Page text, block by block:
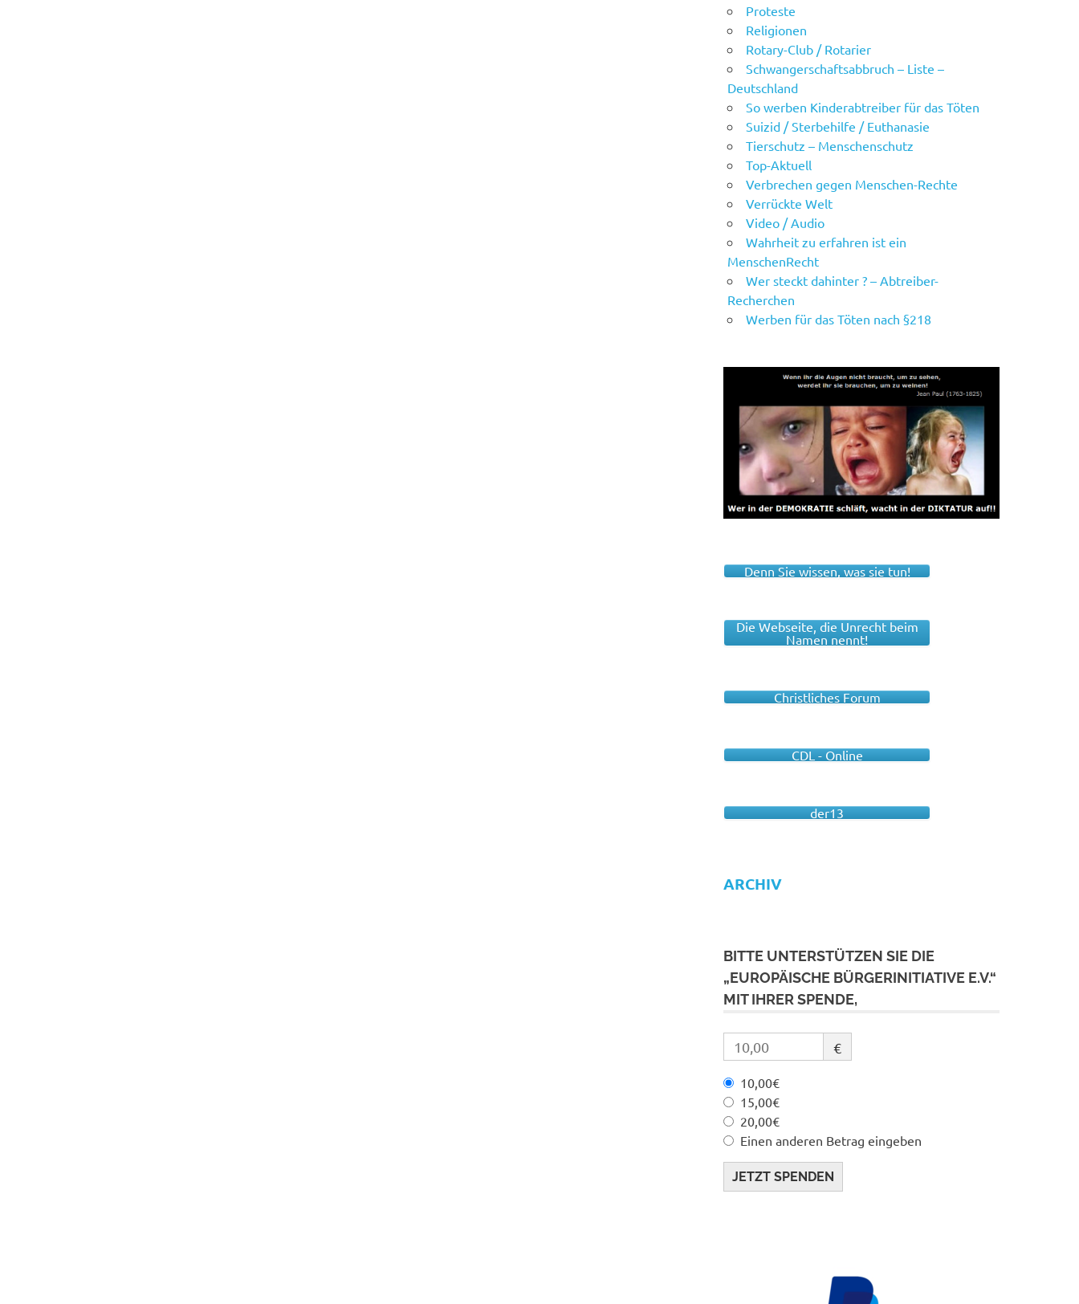
Proteste
Religionen
Rotary-Club / Rotarier
Schwangerschaftsabbruch – Liste –
Deutschland
So werben Kinderabtreiber für das Töten
Suizid / Sterbehilfe / Euthanasie
Tierschutz – Menschenschutz
Top-Aktuell
Verbrechen gegen Menschen-Rechte
Verrückte Welt
Video / Audio
Wahrheit zu erfahren ist ein
MenschenRecht
Wer steckt dahinter ? – Abtreiber-
Recherchen
Werben für das Töten nach §218
Denn Sie wissen, was sie tun!
Die Webseite, die Unrecht beim
Namen nennt!
Christliches Forum
CDL - Online
der13
ARCHIV
BITTE UNTERSTÜTZEN SIE DIE
„EUROPÄISCHE BÜRGERINITIATIVE E.V.“
MIT IHRER SPENDE,
€
10,00€
15,00€
20,00€
Einen anderen Betrag eingeben
JETZT SPENDEN